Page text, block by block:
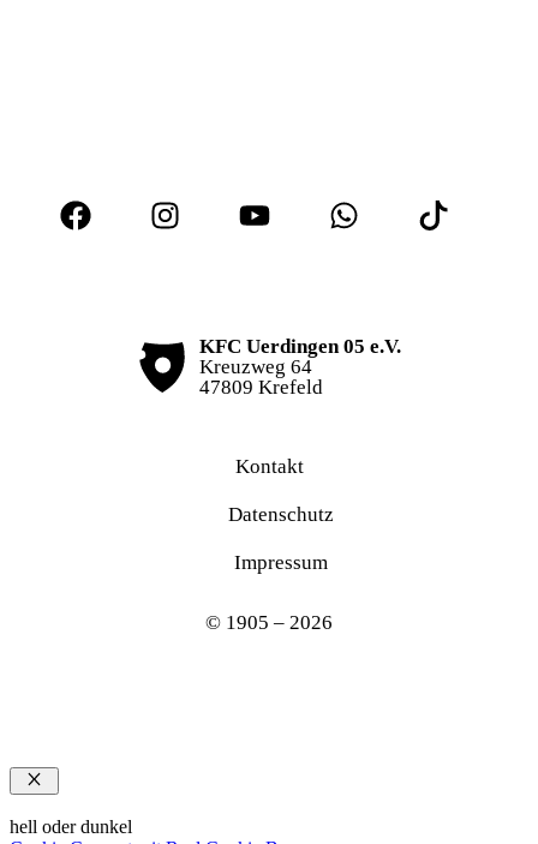
KFC Uerdingen 05 e.V.
Kreuzweg 64
47809 Krefeld
Kontakt
Datenschutz
Impressum
© 1905 – 2026
Schließen
hell oder dunkel